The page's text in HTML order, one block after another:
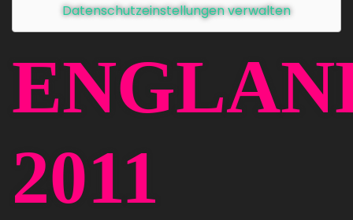
Datenschutzeinstellungen verwalten
2011